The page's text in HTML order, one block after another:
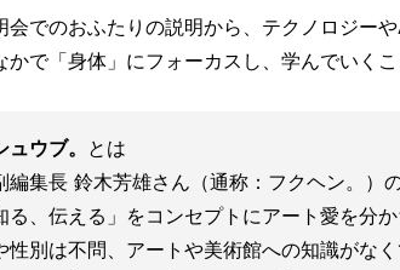
会でのおふたりの説明から、テクノロジー
かで「身体」にフォーカスし、学んでいく
ウブ。
とは
編集長 鈴木芳雄さん（通称：フクヘン。）
る、伝える」をコンセプトにアート愛を分
性別は不問、アートや美術館への知識がな